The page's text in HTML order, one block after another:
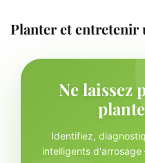
Planter et entretenir
Ne laissez
Identifiez,
intelligents